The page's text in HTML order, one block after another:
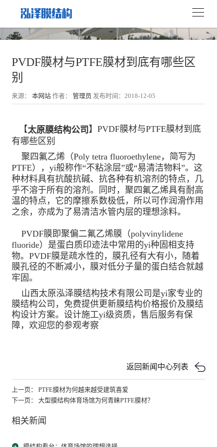
PVDF膜材与PTFE膜材到底有哪些区
别
来源： 本网站 作者： 管理员 发布时间：2018-12-05
【太原膜结构公司 】PVDF膜材与PTFE膜材到底
有哪些区别
聚四氟乙烯（Poly tetra fluoroethylene，简写为
PTFE），yi般称作“不粘涂层”或“易清洁物料”。这
种材料具有抗酸抗碱、抗各种有机溶剂的特点，几
乎不溶于所有的溶剂。同时，聚四氟乙烯具有耐高
温的特点，它的摩擦系数极低，所以可作润滑作用
之余，亦成为了易清洁水管内层的理想涂料。
PVDF膜即聚偏二氟乙烯膜（polyvinylidene
fluoride）是蛋白质印迹法中常用的yi种固相支持
物。PVDF膜是疏水性的，膜孔径有大有小，随着
膜孔径的不断减小，膜对低分子量的蛋白结合就越
牢固。
山西太原泓泽膜结构技术有限公司是yi家专业的
膜结构公司，免费提供更新膜结构价格报价及膜结
构设计方案。设计施工yi级资质，售后服务有保
障，欢迎您的参观考察
返回新闻中心列表
上一页： PTFE膜材为何越来越受建筑喜爱
下一页： 大型膜结构体育场馆为何青睐PTFE膜材？
相关新闻